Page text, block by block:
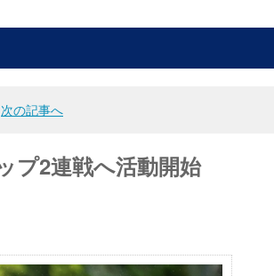
次の記事へ
プ2連戦へ活動開始